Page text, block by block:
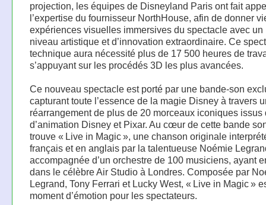
projection, les équipes de Disneyland Paris ont fait
l’expertise du fournisseur NorthHouse, afin de donner
expériences visuelles immersives du spectacle avec un
niveau artistique et d’innovation extraordinaire. Ce
technique aura nécessité plus de 17 500 heures de
s’appuyant sur les procédés 3D les plus avancées.
Ce nouveau spectacle est porté par une bande-son
capturant toute l’essence de la magie Disney à travers
réarrangement de plus de 20 morceaux iconiques issus
d’animation Disney et Pixar. Au cœur de cette bande
trouve « Live in Magic », une chanson originale
français et en anglais par la talentueuse Noémie
accompagnée d’un orchestre de 100 musiciens, ayant
dans le célèbre Air Studio à Londres. Composée par
Legrand, Tony Ferrari et Lucky West, « Live in Magic »
moment d’émotion pour les spectateurs.